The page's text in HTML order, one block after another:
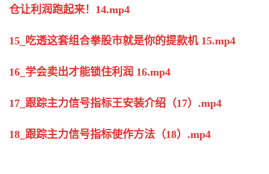
仓让利润跑起来！14.mp4
15_吃透这套组合拳股市就是你的提款机 15.mp4
16_学会卖出才能锁住利润 16.mp4
17_跟踪主力信号指标王安装介绍（17）.mp4
18_跟踪主力信号指标使作方法（18）.mp4